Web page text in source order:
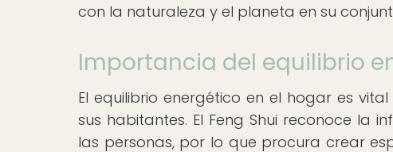
con la naturaleza y el planeta en su
Importancia del equilibrio
El equilibrio energético en el hogar es
sus habitantes. El Feng Shui reconoce la
las personas, por lo que procura crear